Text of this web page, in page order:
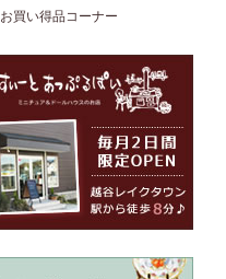
お買い得品コーナー